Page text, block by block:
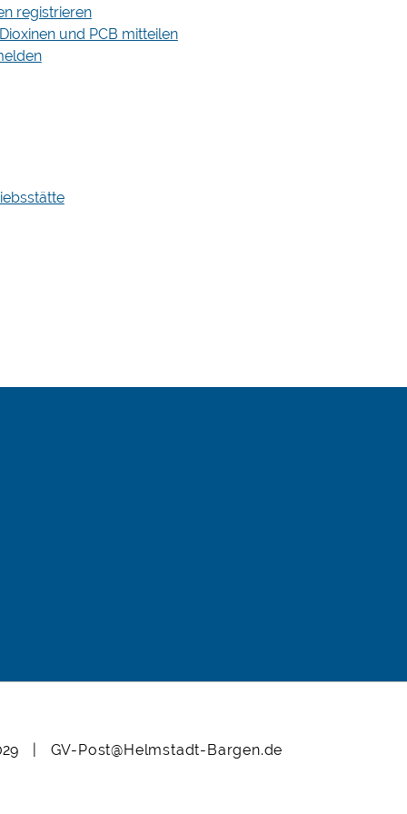
registrieren
und PCB mitteilen
| GV-Post@Helmstadt-Bargen.de